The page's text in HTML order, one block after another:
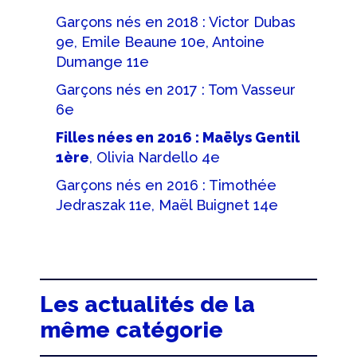
Garçons nés en 2018 : Victor Dubas
9e, Emile Beaune 10e, Antoine
Dumange 11e
Garçons nés en 2017 : Tom Vasseur
6e
Filles nées en 2016 : Maëlys Gentil
1ère, Olivia Nardello 4e
Garçons nés en 2016 : Timothée
Jedraszak 11e, Maël Buignet 14e
Les actualités de la
même catégorie